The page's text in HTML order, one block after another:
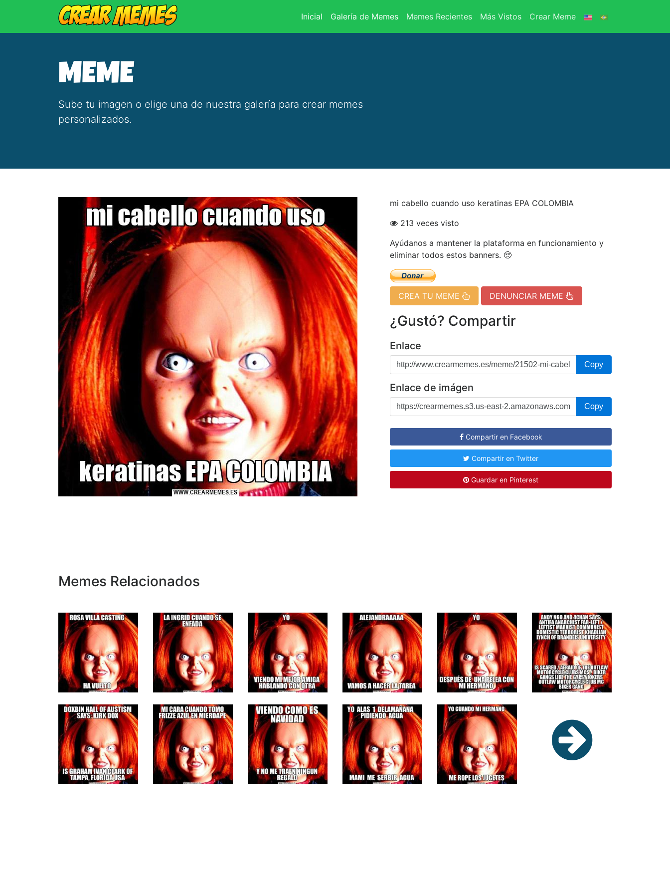
Inicial (current)
Galería de Memes Memes Recientes Más Vistos Crear Meme
MEME
Sube tu imagen o elige una de nuestra galería para crear memes
personalizados.
mi cabello cuando uso keratinas EPA COLOMBIA
213 veces visto
Ayúdanos a mantener la plataforma en funcionamiento y
eliminar todos estos banners. 🥺
CREA TU MEME DENUNCIAR MEME
¿Gustó? Compartir
Enlace
Copy
Enlace de imágen
Copy
Compartir en Facebook
Compartir en Twitter
Guardar en Pinterest
Memes Relacionados